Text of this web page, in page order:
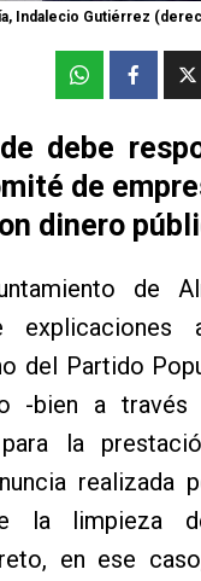
Indalecio Gutiérrez
debe
de
dinero
de
explicaciones
del Partido
-bien a través
la
realizada
la limpieza
en ese